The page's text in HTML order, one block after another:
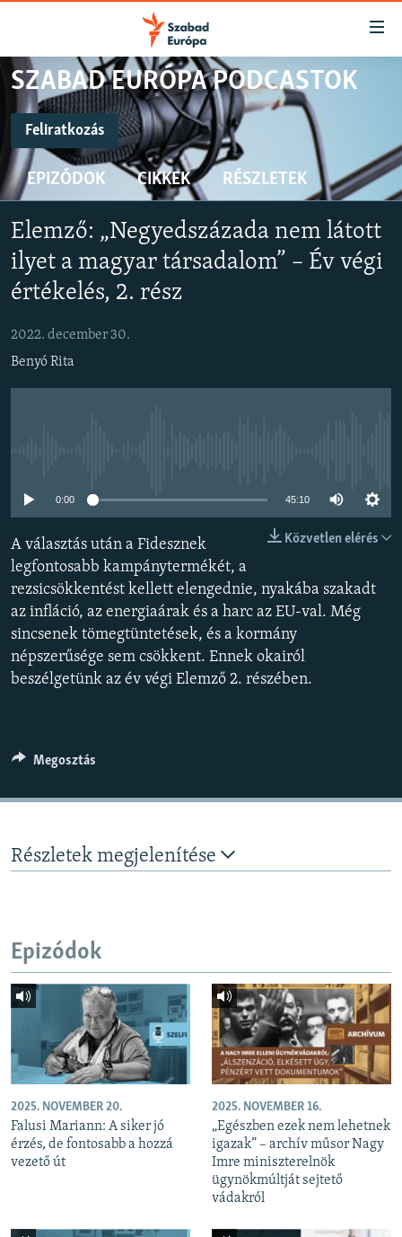
Akadálymentes
Ugrás
fő
oldalra
Ugrás
a
tartalomjegyzékre
Ugrás
keresésre
NAPIRENDEN
AKTUÁLIS
PODCASTOK
VIDEÓK
ELEMZŐ
NER15
SZABADON
DEMOKRÁCIA
A PÉNZ NYOMÁBAN
A MÚLT TANULSÁGAI
KÖVESSEN MINKET!
Valamennyi RFE/RL weboldal
SZABAD EURÓPA PODCASTOK
Feliratkozás
FELIRATKOZÁS
Spotify
Feliratkozás
EPIZÓDOK CIKKEK RÉSZLETEK
Elemző: „Negyedszázada nem látott
ilyet a magyar társadalom” – Év végi
értékelés, 2. rész
2022. december 30.
Benyó Rita
0:00 45:10
Közvetlen elérés
A választás után a Fidesznek
legfontosabb kampánytermékét, a
rezsicsökkentést kellett elengednie, nyakába szakadt
az infláció, az energiaárak és a harc az EU-val. Még
sincsenek tömegtüntetések, és a kormány
népszerűsége sem csökkent. Ennek okairól
beszélgetünk az év végi Elemző 2. részében.
Megosztás
Részletek megjelenítése
Epizódok
2025. NOVEMBER 20.
Falusi Mariann: A siker jó
érzés, de fontosabb a hozzá
vezető út
2025. NOVEMBER 16.
„Egészben ezek nem lehetnek
igazak” – archív műsor Nagy
Imre miniszterelnök
ügynökmúltját sejtető
vádakról